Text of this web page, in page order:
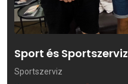
Sport és Sportszerviz
Sportszerviz